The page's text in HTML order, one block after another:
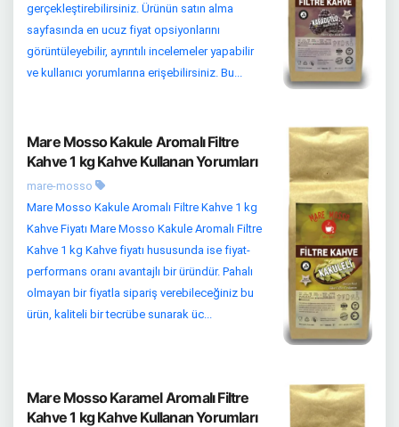
gerçekleştirebilirsiniz. Ürünün satın alma
sayfasında en ucuz fiyat opsiyonlarını
görüntüleyebilir, ayrıntılı incelemeler yapabilir
ve kullanıcı yorumlarına erişebilirsiniz. Bu...
Mare Mosso Kakule Aromalı Filtre
Kahve 1 kg Kahve Kullanan Yorumları
mare-mosso
Mare Mosso Kakule Aromalı Filtre Kahve 1 kg
Kahve Fiyatı Mare Mosso Kakule Aromalı Filtre
Kahve 1 kg Kahve fiyatı hususunda ise fiyat-
performans oranı avantajlı bir üründür. Pahalı
olmayan bir fiyatla sipariş verebileceğiniz bu
ürün, kaliteli bir tecrübe sunarak üc...
Mare Mosso Karamel Aromalı Filtre
Kahve 1 kg Kahve Kullanan Yorumları